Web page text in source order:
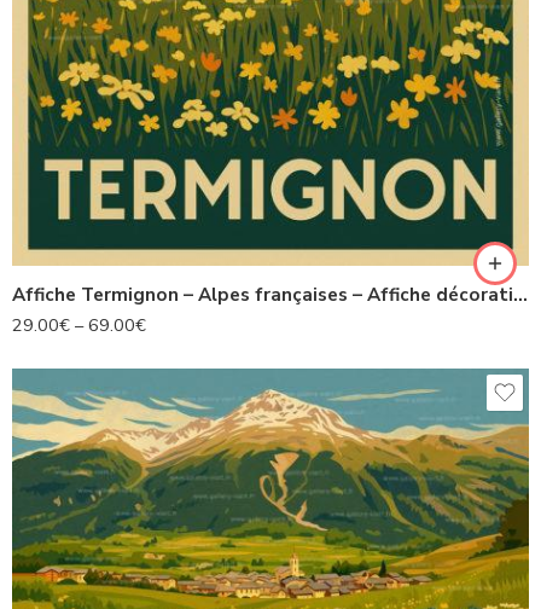
Affiche Termignon – Alpes françaises – Affiche décorative montagne
29.00€ –69.00€